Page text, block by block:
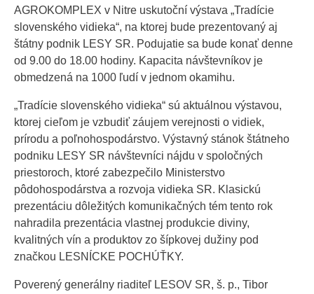
AGROKOMPLEX v Nitre uskutoční výstava „Tradície
slovenského vidieka“, na ktorej bude prezentovaný aj
štátny podnik LESY SR. Podujatie sa bude konať denne
od 9.00 do 18.00 hodiny. Kapacita návštevníkov je
obmedzená na 1000 ľudí v jednom okamihu.
„Tradície slovenského vidieka“ sú aktuálnou výstavou,
ktorej cieľom je vzbudiť záujem verejnosti o vidiek,
prírodu a poľnohospodárstvo. Výstavný stánok štátneho
podniku LESY SR návštevníci nájdu v spoločných
priestoroch, ktoré zabezpečilo Ministerstvo
pôdohospodárstva a rozvoja vidieka SR. Klasickú
prezentáciu dôležitých komunikačných tém tento rok
nahradila prezentácia vlastnej produkcie diviny,
kvalitných vín a produktov zo šípkovej dužiny pod
značkou LESNÍCKE POCHÚŤKY.
Poverený generálny riaditeľ LESOV SR, š. p., Tibor